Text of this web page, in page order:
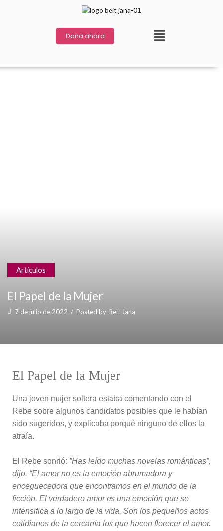
Dona ahora
Articulos
El Papel de la Mujer
7 de julio de 2022 / Posted by Beit Jana
El Papel de la Mujer
Una joven mujer soltera estaba comentando con el
Rebe sobre algunos candidatos posibles que le habían
sido sugeridos, y explicaba porqué ninguno de ellos la
atraía.
El Rebe sonrió: ”Has leído muchas novelas románticas”,
dijo. “El amor no es la emoción abrumadora y
enceguecedora que encontramos en el mundo de la
ficción. El verdadero amor es una emoción que se
intensifica a lo largo de la vida. Son los pequeños actos
cotidianos de la cercanía los que hacen florecer el amor.